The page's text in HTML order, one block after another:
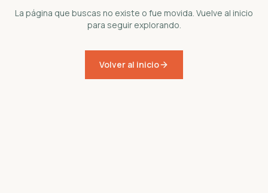
La página que buscas no existe o fue movida. Vuelve al inicio
para seguir explorando.
Volver al inicio